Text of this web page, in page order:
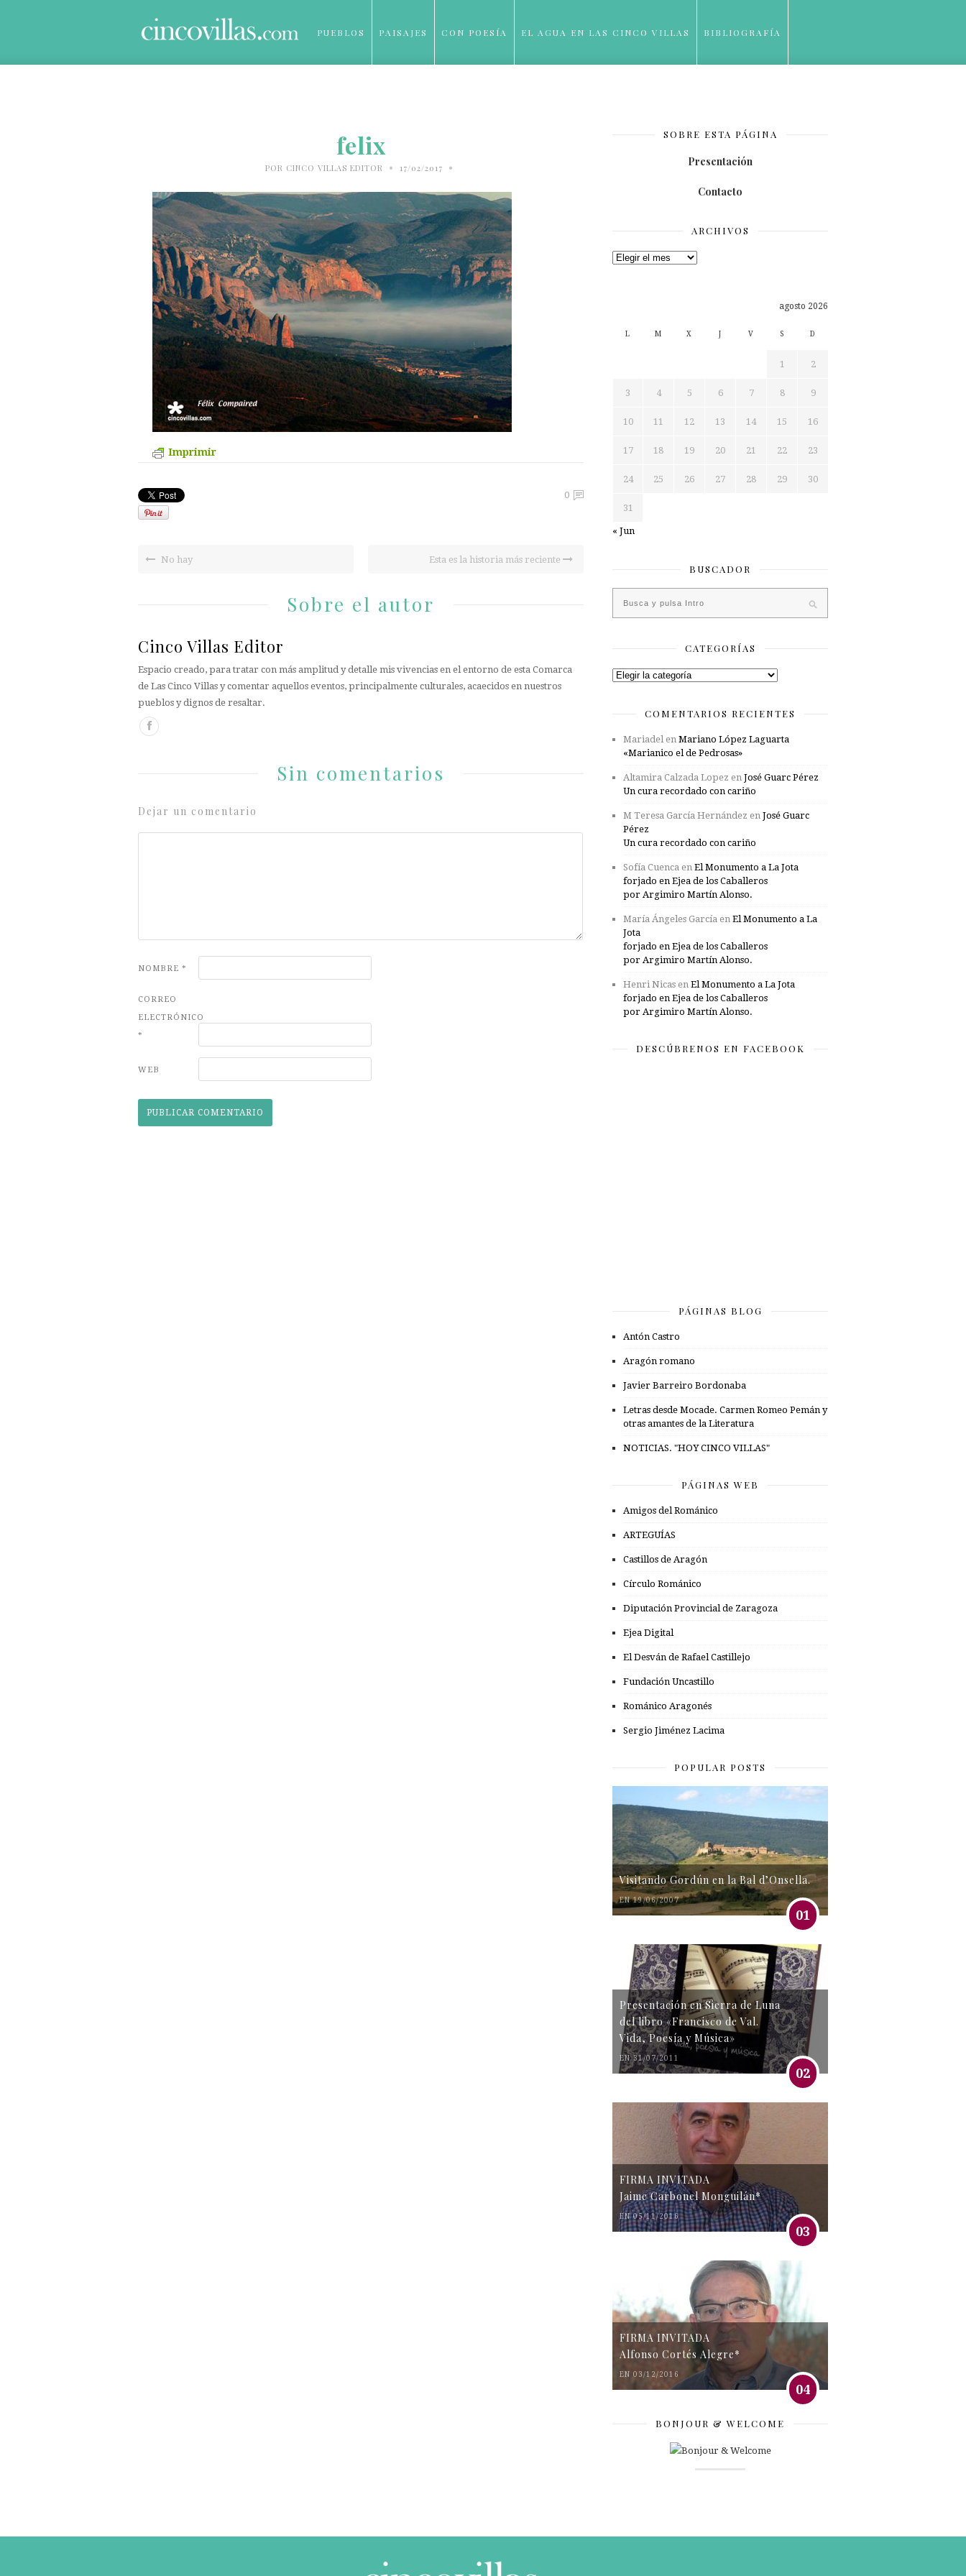
PUEBLOS PAISAJES CON POESÍA EL AGUA EN LAS CINCO VILLAS BIBLIOGRAFÍA
felix
POR CINCO VILLAS EDITOR • 17/02/2017 •
Imprimir
0
No hay Esta es la historia más reciente
Sobre el autor
Cinco Villas Editor
Espacio creado, para tratar con más amplitud y detalle mis vivencias en el entorno de esta Comarca
de Las Cinco Villas y comentar aquellos eventos, principalmente culturales, acaecidos en nuestros
pueblos y dignos de resaltar.
Sin comentarios
Dejar un comentario
NOMBRE *
CORREO
ELECTRÓNICO
*
WEB
SOBRE ESTA PÁGINA
Presentación
Contacto
ARCHIVOS
Archivos
agosto 2026
L M X J V S D
1 2
3 4 5 6 7 8 9
10 11 12 13 14 15 16
17 18 19 20 21 22 23
24 25 26 27 28 29 30
31
« Jun
BUSCADOR
CATEGORÍAS
Categorías
COMENTARIOS RECIENTES
Mariadelen Mariano López Laguarta
«Marianico el de Pedrosas»
Altamira Calzada Lopez en José Guarc Pérez
Un cura recordado con cariño
M Teresa García Hernández en José Guarc
Pérez
Un cura recordado con cariño
Sofía Cuenca en El Monumento a La Jota
forjado en Ejea de los Caballeros
por Argimiro Martín Alonso.
María Ángeles García en El Monumento a La
Jota
forjado en Ejea de los Caballeros
por Argimiro Martín Alonso.
Henri Nicas en El Monumento a La Jota
forjado en Ejea de los Caballeros
por Argimiro Martín Alonso.
DESCÚBRENOS EN FACEBOOK
PÁGINAS BLOG
Antón Castro
Aragón romano
Javier Barreiro Bordonaba
Letras desde Mocade. Carmen Romeo Pemán y
otras amantes de la Literatura
NOTICIAS. "HOY CINCO VILLAS"
PÁGINAS WEB
Amigos del Románico
ARTEGUÍAS
Castillos de Aragón
Círculo Románico
Diputación Provincial de Zaragoza
Ejea Digital
El Desván de Rafael Castillejo
Fundación Uncastillo
Románico Aragonés
Sergio Jiménez Lacima
POPULAR POSTS
Visitando Gordún en la Bal d’Onsella.
EN 19/06/2007
01
Presentación en Sierra de Luna
del libro «Francisco de Val.
Vida, Poesía y Música»
EN 31/07/2011
02
FIRMA INVITADA
Jaime Carbonel Monguilán*
EN 05/11/2016
03
FIRMA INVITADA
Alfonso Cortés Alegre*
EN 03/12/2016
04
BONJOUR & WELCOME